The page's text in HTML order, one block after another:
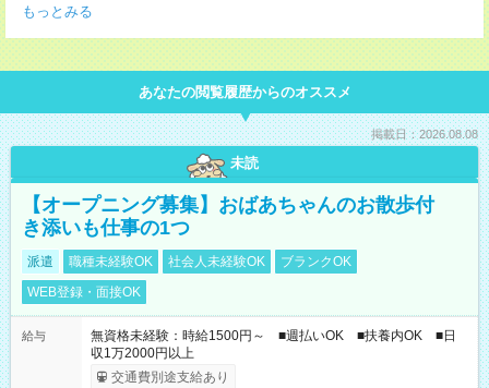
もっとみる
あなたの閲覧履歴からのオススメ
掲載日：2026.08.08
未読
【オープニング募集】おばあちゃんのお散歩付
き添いも仕事の1つ
派遣 職種未経験OK 社会人未経験OK
ブランクOK
WEB登録・面接OK
給与
無資格未経験：時給1500円～ ■週払いOK ■扶養内OK ■日
収1万2000円以上
交通費別途支給あり